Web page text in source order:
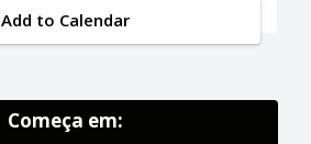
Add to Calendar
Começa em: